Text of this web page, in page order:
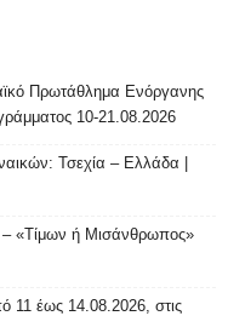
Πρωτάθλημα Ενόργανης
10-21.08.2026
Τσεχία – Ελλάδα |
ή Μισάνθρωπος»
11 έως 14.08.2026, στις